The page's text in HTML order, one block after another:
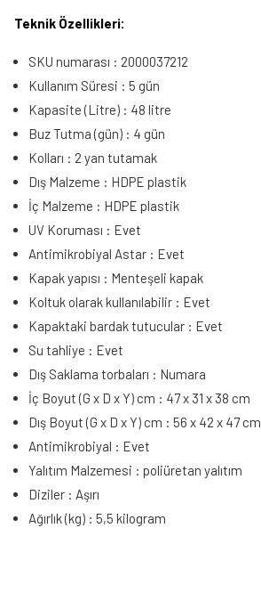
Teknik Özellikleri:
SKU numarası : 2000037212
Kullanım Süresi : 5 gün
Kapasite (Litre) : 48 litre
Buz Tutma (gün) : 4 gün
Kolları : 2 yan tutamak
Dış Malzeme : HDPE plastik
İç Malzeme : HDPE plastik
UV Koruması : Evet
Antimikrobiyal Astar : Evet
Kapak yapısı : Menteşeli kapak
Koltuk olarak kullanılabilir : Evet
Kapaktaki bardak tutucular : Evet
Su tahliye : Evet
Dış Saklama torbaları : Numara
İç Boyut (G x D x Y) cm : 47 x 31 x 38 cm
Dış Boyut (G x D x Y) cm : 56 x 42 x 47 cm
Antimikrobiyal : Evet
Yalıtım Malzemesi : poliüretan yalıtım
Diziler : Aşırı
Ağırlık (kg) : 5,5 kilogram